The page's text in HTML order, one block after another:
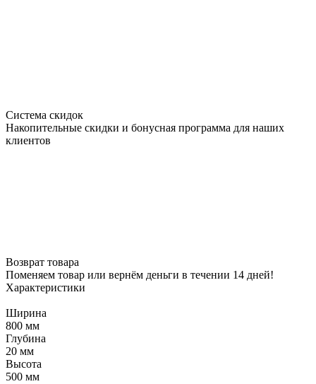
Система скидок
Накопительные скидки и бонусная программа для наших
клиентов
Возврат товара
Поменяем товар или вернём деньги в течении 14 дней!
Характеристики
Ширина
800 мм
Глубина
20 мм
Высота
500 мм